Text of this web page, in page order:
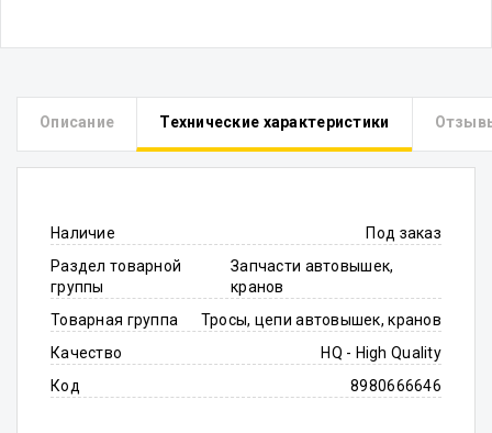
Описание Технические характеристики
Наличие
Под заказ
Раздел товарной
группы
Запчасти автовышек,
кранов
Товарная группа
Тросы, цепи автовышек, кранов
Качество
HQ - High Quality
Код
8980666646